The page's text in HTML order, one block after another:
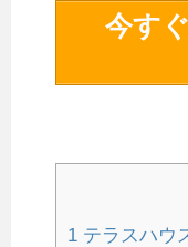
今す
1 テラスハウ